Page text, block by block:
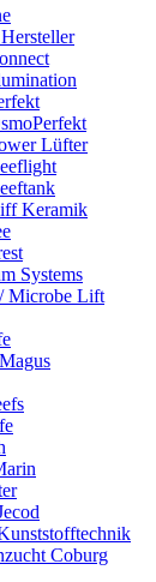
Lüfter
Keramik
Systems
Microbe Lift
Coburg